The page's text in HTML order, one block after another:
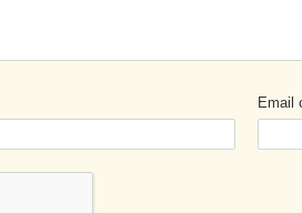
Email